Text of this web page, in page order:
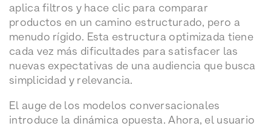
aplica filtros y hace clic para comparar
productos en un camino estructurado, pero a
menudo rígido. Esta estructura optimizada tiene
cada vez más dificultades para satisfacer las
nuevas expectativas de una audiencia que busca
simplicidad y relevancia.
El auge de los modelos conversacionales
introduce la dinámica opuesta. Ahora, el usuario